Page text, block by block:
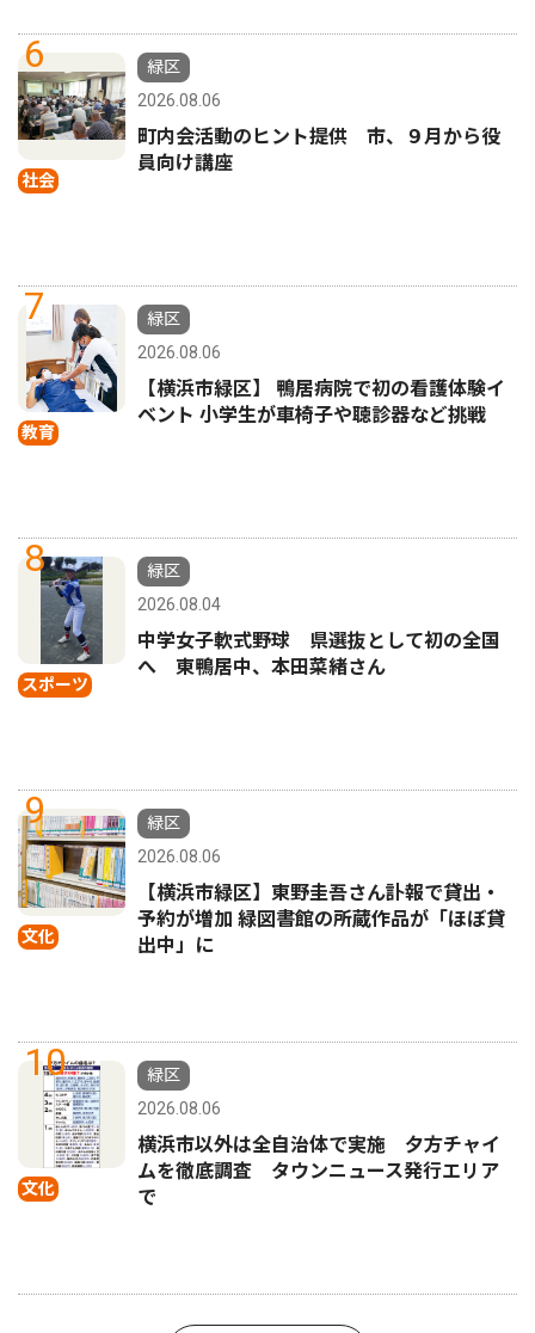
6
社会
緑区
2026.08.06
町内会活動のヒント提供 市、９月から役
員向け講座
7
教育
緑区
2026.08.06
【横浜市緑区】 鴨居病院で初の看護体験イ
ベント 小学生が車椅子や聴診器など挑戦
8
スポーツ
緑区
2026.08.04
中学女子軟式野球 県選抜として初の全国
へ 東鴨居中、本田菜緒さん
9
文化
緑区
2026.08.06
【横浜市緑区】東野圭吾さん訃報で貸出・
予約が増加 緑図書館の所蔵作品が「ほぼ貸
出中」に
10
文化
緑区
2026.08.06
横浜市以外は全自治体で実施 夕方チャイ
ムを徹底調査 タウンニュース発行エリア
で